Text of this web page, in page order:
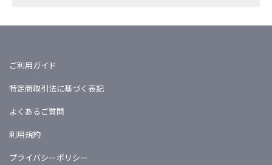
ご利用ガイド
特定商取引法に基づく表記
よくあるご質問
利用規約
プライバシーポリシー